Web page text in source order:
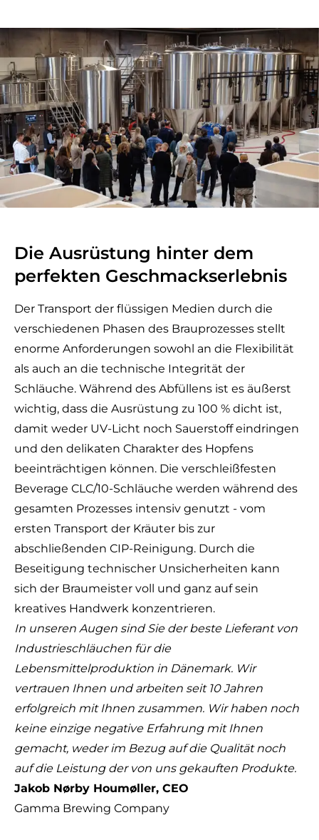
Die Ausrüstung hinter dem
perfekten Geschmackserlebnis
Der Transport der flüssigen Medien durch die
verschiedenen Phasen des Brauprozesses stellt
enorme Anforderungen sowohl an die Flexibilität
als auch an die technische Integrität der
Schläuche. Während des Abfüllens ist es äußerst
wichtig, dass die Ausrüstung zu 100 % dicht ist,
damit weder UV-Licht noch Sauerstoff eindringen
und den delikaten Charakter des Hopfens
beeinträchtigen können. Die verschleißfesten
Beverage CLC/10-Schläuche werden während des
gesamten Prozesses intensiv genutzt - vom
ersten Transport der Kräuter bis zur
abschließenden CIP-Reinigung. Durch die
Beseitigung technischer Unsicherheiten kann
sich der Braumeister voll und ganz auf sein
kreatives Handwerk konzentrieren.
In unseren Augen sind Sie der beste Lieferant von
Industrieschläuchen für die
Lebensmittelproduktion in Dänemark. Wir
vertrauen Ihnen und arbeiten seit 10 Jahren
erfolgreich mit Ihnen zusammen. Wir haben noch
keine einzige negative Erfahrung mit Ihnen
gemacht, weder im Bezug auf die Qualität noch
auf die Leistung der von uns gekauften Produkte.
Jakob Nørby Houmøller, CEO
Gamma Brewing Company